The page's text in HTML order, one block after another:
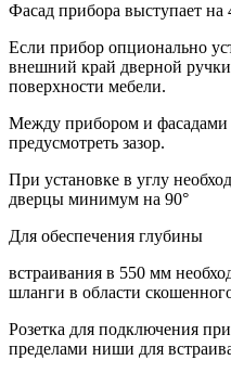
Фасад прибора выступает
Если прибор опционально
внешний край дверной
поверхности мебели.
Между прибором и фасадами
предусмотреть зазор.
При установке в углу
дверцы минимум на 90°
Для обеспечения глубины
встраивания в 550 мм
шланги в области
Розетка для подключения
пределами ниши для